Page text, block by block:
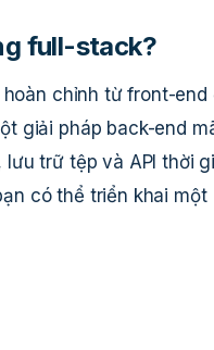
full-stack?
chỉnh từ front-end
giải pháp back-end
trữ tệp và API thời
có thể triển khai một